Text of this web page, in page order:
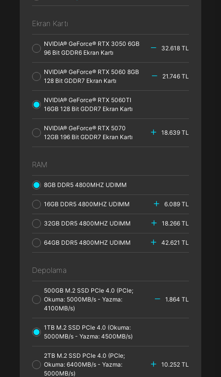
Ekran Kartı
NVIDIA® GeForce® RTX 3050 6GB
96 Bit GDDR6 Ekran Kartı
32.618 TL
NVIDIA® GeForce® RTX 5060 8GB
128 Bit GDDR7 Ekran Kartı
21.746 TL
NVIDIA® GeForce® RTX 5060TI
16GB 128 Bit GDDR7 Ekran Kartı
NVIDIA® GeForce® RTX 5070
12GB 196 Bit GDDR7 Ekran Kartı
18.639 TL
RAM
8GB DDR5 4800MHZ UDIMM
16GB DDR5 4800MHZ UDIMM 6.089 TL
32GB DDR5 4800MHZ UDIMM 18.266 TL
64GB DDR5 4800MHZ UDIMM 42.621 TL
Depolama
500GB M.2 SSD PCle 4.0 (PCle;
Okuma: 5000MB/s - Yazma:
4100MB/s)
1.864 TL
1TB M.2 SSD PCle 4.0 (Okuma:
5000MB/s - Yazma: 4500MB/s)
2TB M.2 SSD PCle 4.0 (PCle;
Okuma: 6400MB/s - Yazma:
5000MB/s)
10.252 TL